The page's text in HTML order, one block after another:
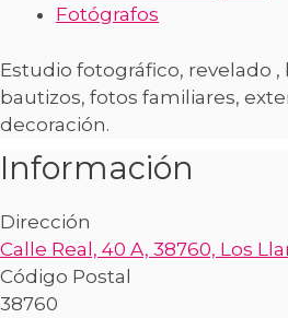
Fotógrafos
Estudio fotográfico, revelado ,
bautizos, fotos familiares,
decoración.
Información
Dirección
Calle Real, 40 A, 38760, Los
Código Postal
38760